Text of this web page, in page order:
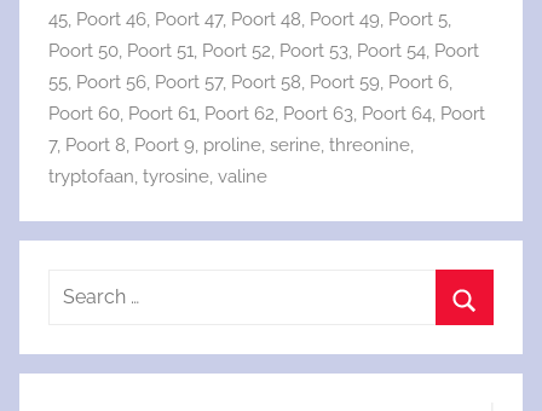
45, Poort 46, Poort 47, Poort 48, Poort 49, Poort 5,
Poort 50, Poort 51, Poort 52, Poort 53, Poort 54, Poort
55, Poort 56, Poort 57, Poort 58, Poort 59, Poort 6,
Poort 60, Poort 61, Poort 62, Poort 63, Poort 64, Poort
7, Poort 8, Poort 9, proline, serine, threonine,
tryptofaan, tyrosine, valine
Search